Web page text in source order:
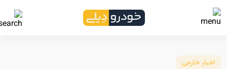
اخبار خارجی